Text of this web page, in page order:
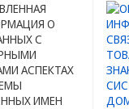
О
С
АСПЕКТАХ
ИМЕН